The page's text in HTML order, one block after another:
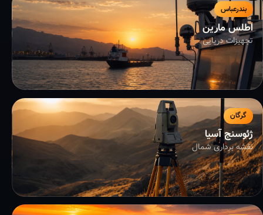
بندرعباس
اطلس مارین
تجهیزات دریایی
گرگان
ژئوسنج آسیا
نقشه برداری شمال